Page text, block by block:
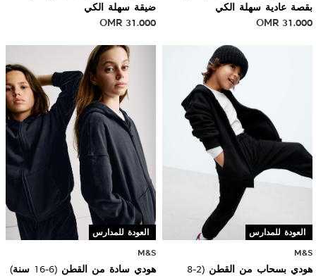
بقصة عادية سهلة الكي
OMR 31.000
ضيقة سهلة الكي
OMR 31.000
العودة للمدارس
M&S
هودي بسحاب من القطن (2-8
العودة للمدارس
M&S
هودي سادة من القطن (6-16 سنة)